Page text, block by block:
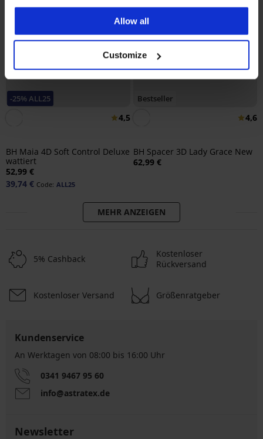
Allow all
Customize
-25% ALL25
4,5
BH Maia 4D Soft Control Deluxe
wattiert
52,99 €
39,74 € Code: ALL25
Bestseller
4,6
BH Spacer 3D Lady Grace New
62,99 €
MEHR ANZEIGEN
5% Cashback
Kostenloser
Rückversand
Kostenloser Versand Größenratgeber
Kundenservice
An Werktagen von 08:00 bis 16:00 Uhr
0341 9467 95 60
info@astratex.de
Newsletter